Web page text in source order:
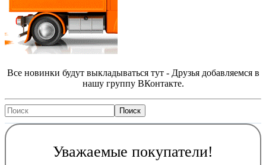
Все новинки будут выкладываться тут - Друзья добавляемся в
нашу группу ВКонтакте.
Уважаемые покупатели!